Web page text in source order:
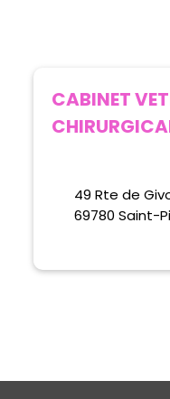
CABINET
49 Rte de
69780 Saint-